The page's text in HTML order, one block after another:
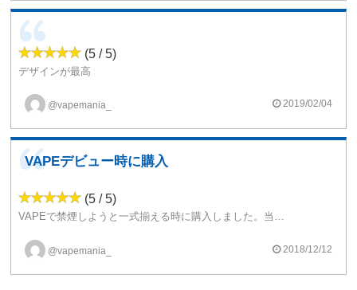
(5 / 5)
デザインが最高
大きさとデザインと機能全て文句なし！！
完璧です。
おすすめです！
@vapemania_ 2019/02/04
VAPEデビュー時に購入
(5 / 5)
VAPEで禁煙しようと一式揃える時に購入しました。当時は正直、何が何だかわからなかったので、とりあえず人気で多機能なもの、そしてPICOより見た目が好きだったのでNX75にしました。結構重いです。でもそれが安定感と高級感を醸し出してます。凝り性な人はこれから持ち運び用とか家用とか買っちゃうと思うので、まずはこれならいいのでは。
@vapemania_ 2018/12/12